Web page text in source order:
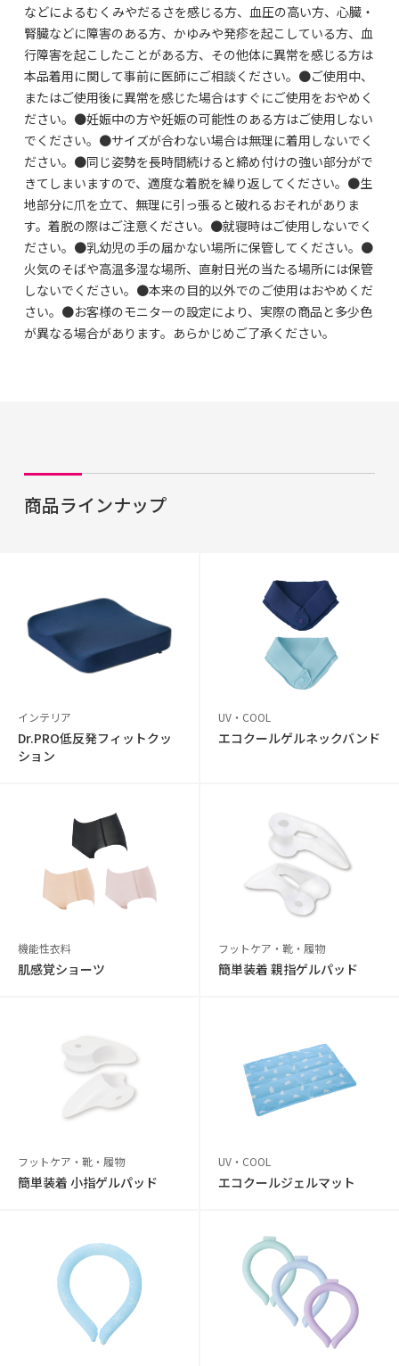
などによるむくみやだるさを感じる方、血圧の高い方、心臓・
腎臓などに障害のある方、かゆみや発疹を起こしている方、血
行障害を起こしたことがある方、その他体に異常を感じる方は
本品着用に関して事前に医師にご相談ください。●ご使用中、
またはご使用後に異常を感じた場合はすぐにご使用をおやめく
ださい。●妊娠中の方や妊娠の可能性のある方はご使用しない
でください。●サイズが合わない場合は無理に着用しないでく
ださい。●同じ姿勢を長時間続けると締め付けの強い部分がで
きてしまいますので、適度な着脱を繰り返してください。●生
地部分に爪を立て、無理に引っ張ると破れるおそれがありま
す。着脱の際はご注意ください。●就寝時はご使用しないでく
ださい。●乳幼児の手の届かない場所に保管してください。●
火気のそばや高温多湿な場所、直射日光の当たる場所には保管
しないでください。●本来の目的以外でのご使用はおやめくだ
さい。●お客様のモニターの設定により、実際の商品と多少色
が異なる場合があります。あらかじめご了承ください。
商品ラインナップ
インテリア
Dr.PRO低反発フィットクッ
ション
UV・COOL
エコクールゲルネックバンド
機能性衣料
肌感覚ショーツ
フットケア・靴・履物
簡単装着 親指ゲルパッド
フットケア・靴・履物
簡単装着 小指ゲルパッド
UV・COOL
エコクールジェルマット